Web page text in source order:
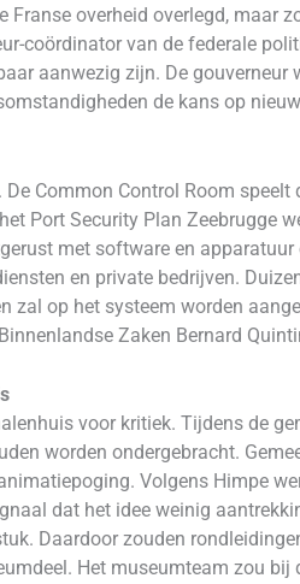
overheid overlegd, maar
coördinator van de federale
aanwezig zijn. De
de kans op
Common Control Room
Port Security Plan Zeebrugge
met software en
en private bedrijven.
zal op het systeem worden
Zaken Bernard
voor kritiek. Tijdens de
worden ondergebracht.
Volgens Himpe
dat het idee weinig
Daardoor zouden
Het museumteam zou